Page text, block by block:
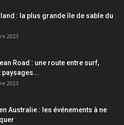
: la plus grande île de sable du
2023
Road : une route entre surf,
paysages...
2023
Australie : les événements à ne